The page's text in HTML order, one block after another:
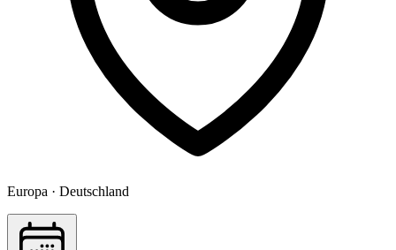
Europa · Deutschland